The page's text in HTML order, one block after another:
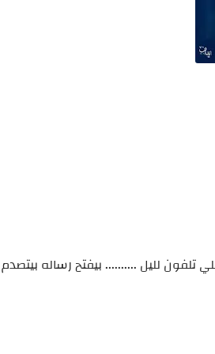
لليل .......... بيفتح رساله